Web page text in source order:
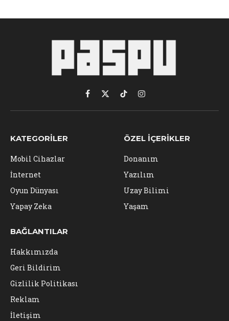
Facebook
X
(Twitter)
TikTokInstagram
KATEGORILER
Mobil Cihazlar
İnternet
Oyun Dünyası
Yapay Zeka
ÖZEL İÇERIKLER
Donanım
Yazılım
Uzay Bilimi
Yaşam
BAĞLANTILAR
Hakkımızda
Geri Bildirim
Gizlilik Politikası
Reklam
İletişim